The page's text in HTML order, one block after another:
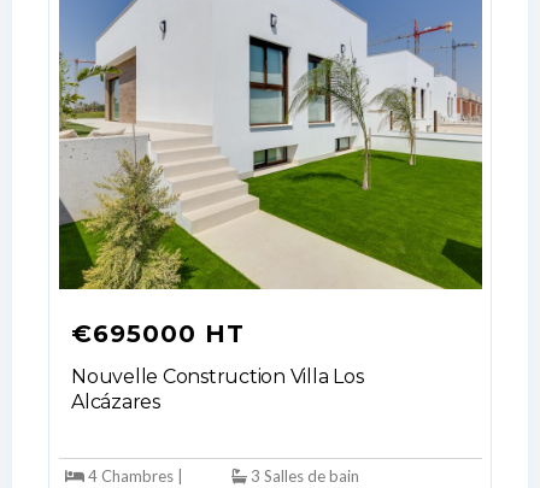
€695000 HT
Nouvelle Construction Villa Los
Alcázares
4 Chambres |
3 Salles de bain
Log In
Don't have an account? Sign Up
Username
LOGIN